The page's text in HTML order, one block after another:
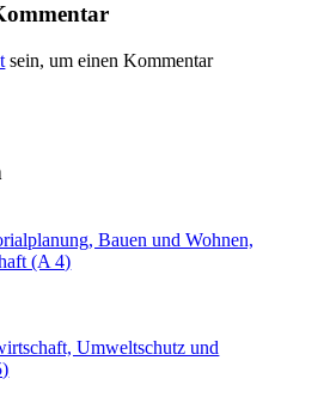
sein, um einen Kommentar
Bauen und Wohnen,
(A 4)
Umweltschutz und